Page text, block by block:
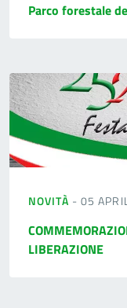
Parco forestale
NOVITÀ - 05
LIBERAZIONE